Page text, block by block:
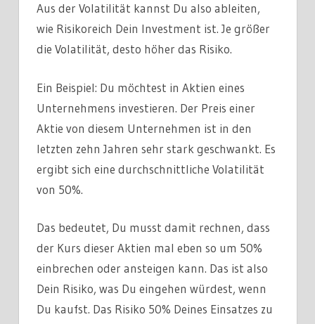
Aus der Volatilität kannst Du also ableiten,
wie Risikoreich Dein Investment ist. Je größer
die Volatilität, desto höher das Risiko.
Ein Beispiel: Du möchtest in Aktien eines
Unternehmens investieren. Der Preis einer
Aktie von diesem Unternehmen ist in den
letzten zehn Jahren sehr stark geschwankt. Es
ergibt sich eine durchschnittliche Volatilität
von 50%.
Das bedeutet, Du musst damit rechnen, dass
der Kurs dieser Aktien mal eben so um 50%
einbrechen oder ansteigen kann. Das ist also
Dein Risiko, was Du eingehen würdest, wenn
Du kaufst. Das Risiko 50% Deines Einsatzes zu